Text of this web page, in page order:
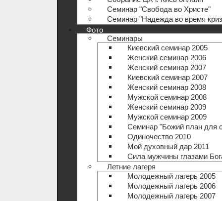
Семинар "Свобода во Христе"
Семинар "Надежда во время
Фото
Семинары
Киевский семинар 2005
Женский семинар 2006
Женский семинар 2007
Киевский семинар 2007
Женский семинар 2008
Мужской семинар 2008
Женский семинар 2009
Мужской семинар 2009
Семинар "Божий план для
Одиночество 2010
Мой духовный дар 2011
Сила мужчины глазами
Летние лагеря
Молодежный лагерь 2005
Молодежный лагерь 2006
Молодежный лагерь 2007